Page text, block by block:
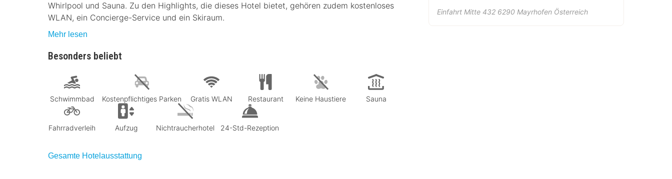
Whirlpool und Sauna. Zu den Highlights, die dieses Hotel bietet, gehören zudem kostenloses
WLAN, ein Concierge-Service und ein Skiraum.
Mehr lesen
Besonders beliebt
Schwimmbad Kostenpflichtiges Parken Gratis WLAN Restaurant Keine Haustiere Sauna
Fahrradverleih Aufzug Nichtraucherhotel 24-Std-Rezeption
Gesamte Hotelausstattung
Einfahrt Mitte 432 6290 Mayrhofen Österreich